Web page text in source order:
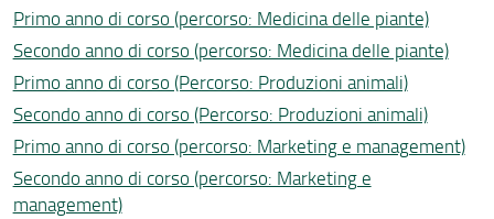
Primo anno di corso (percorso: Medicina delle piante)
Secondo anno di corso (percorso: Medicina delle piante)
Primo anno di corso (Percorso: Produzioni animali)
Secondo anno di corso (Percorso: Produzioni animali)
Primo anno di corso (percorso: Marketing e management)
Secondo anno di corso (percorso: Marketing e
management)